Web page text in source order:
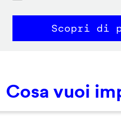
Scopri di
Cosa vuoi